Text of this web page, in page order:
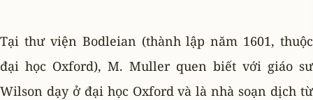
Tại thư viện Bodleian (thành lập năm 1601, thuộc
đại học Oxford), M. Muller quen biết với giáo sư
Wilson dạy ở đại học Oxford và là nhà soạn dịch từ